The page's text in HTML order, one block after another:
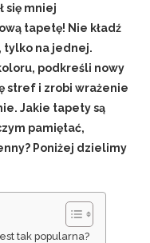
się mniej
tapetę! Nie kładź
tylko na jednej.
podkreśli nowy
stref i zrobi wrażenie
Jakie tapety są
pamiętać,
Poniżej dzielimy
tak popularna?